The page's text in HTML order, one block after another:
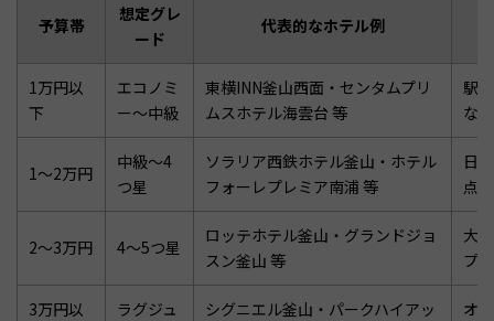
予算帯
想定グレ
ード
代表的なホテル例
1万円以
下
エコノミ
ー〜中級
東横INN釜山西面・センタムプリ
ムスホテル海雲台 等
駅
な
1〜2万円
中級〜4
つ星
ソラリア西鉄ホテル釜山・ホテル
フォーレプレミア南浦 等
日
点
2〜3万円 4〜5つ星
ロッテホテル釜山・グランドジョ
スン釜山 等
大
プ
3万円以
ラグジュ
シグニエル釜山・パークハイアッ
オ